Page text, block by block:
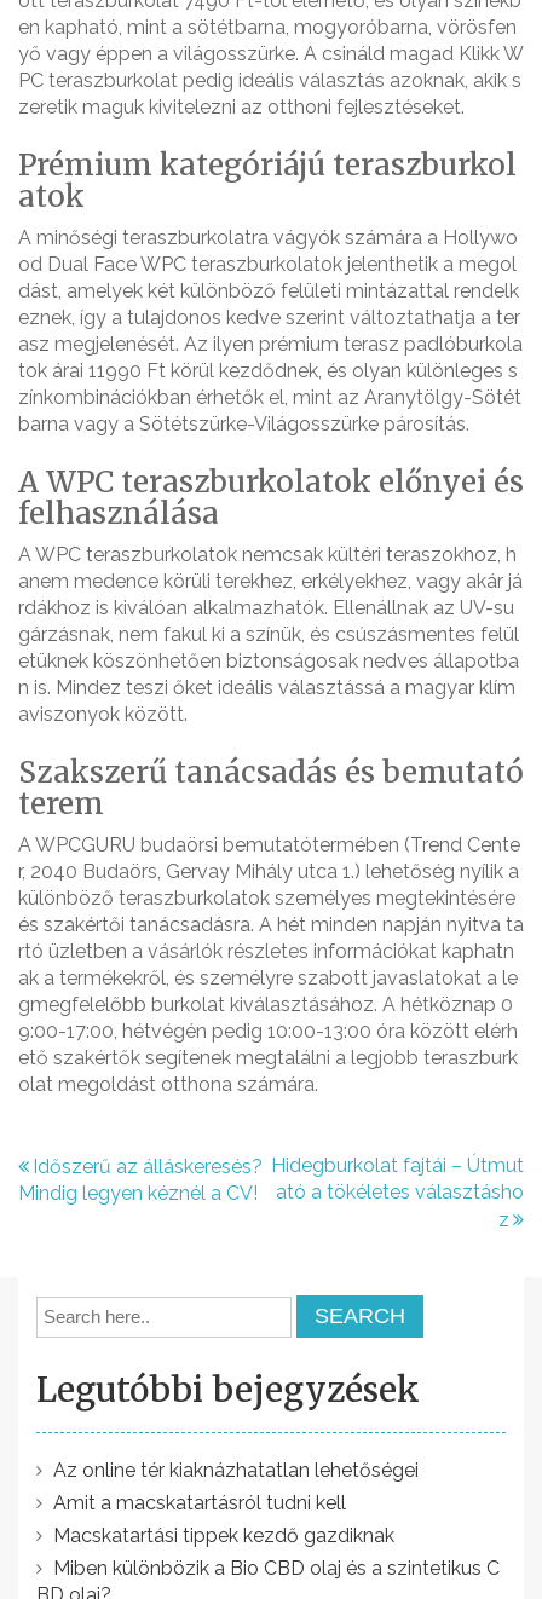
en kapható, mint a sötétbarna, mogyoróbarna, vörösfen
yő vagy éppen a világosszürke. A csináld magad Klikk W
PC teraszburkolat pedig ideális választás azoknak, akik s
zeretik maguk kivitelezni az otthoni fejlesztéseket.
Prémium kategóriájú teraszburkol
atok
A minőségi teraszburkolatra vágyók számára a Hollywo
od Dual Face WPC teraszburkolatok jelenthetik a megol
dást, amelyek két különböző felületi mintázattal rendelk
eznek, így a tulajdonos kedve szerint változtathatja a ter
asz megjelenését. Az ilyen prémium terasz padlóburkola
tok árai 11990 Ft körül kezdődnek, és olyan különleges s
zínkombinációkban érhetők el, mint az Aranytölgy-Sötét
barna vagy a Sötétszürke-Világosszürke párosítás.
A WPC teraszburkolatok előnyei és
felhasználása
A WPC teraszburkolatok nemcsak kültéri teraszokhoz, h
anem medence körüli terekhez, erkélyekhez, vagy akár já
rdákhoz is kiválóan alkalmazhatók. Ellenállnak az UV-su
gárzásnak, nem fakul ki a színük, és csúszásmentes felül
etüknek köszönhetően biztonságosak nedves állapotba
n is. Mindez teszi őket ideális választássá a magyar klím
aviszonyok között.
Szakszerű tanácsadás és bemutató
terem
A WPCGURU budaörsi bemutatótermében (Trend Cente
r, 2040 Budaörs, Gervay Mihály utca 1.) lehetőség nyílik a
különböző teraszburkolatok személyes megtekintésére
és szakértői tanácsadásra. A hét minden napján nyitva ta
rtó üzletben a vásárlók részletes információkat kaphatn
ak a termékekről, és személyre szabott javaslatokat a le
gmegfelelőbb burkolat kiválasztásához. A hétköznap 0
9:00-17:00, hétvégén pedig 10:00-13:00 óra között elérh
ető szakértők segítenek megtalálni a legjobb teraszburk
olat megoldást otthona számára.
B
e
g
y
n
a
Időszerű az álláskeresés?
Mindig legyen kéznél a CV!
Hidegburkolat fajtái – Útmut
ató a tökéletes választásho
z
Legutóbbi bejegyzések
Az online tér kiaknázhatatlan lehetőségei
Amit a macskatartásról tudni kell
Macskatartási tippek kezdő gazdiknak
Miben különbözik a Bio CBD olaj és a szintetikus C